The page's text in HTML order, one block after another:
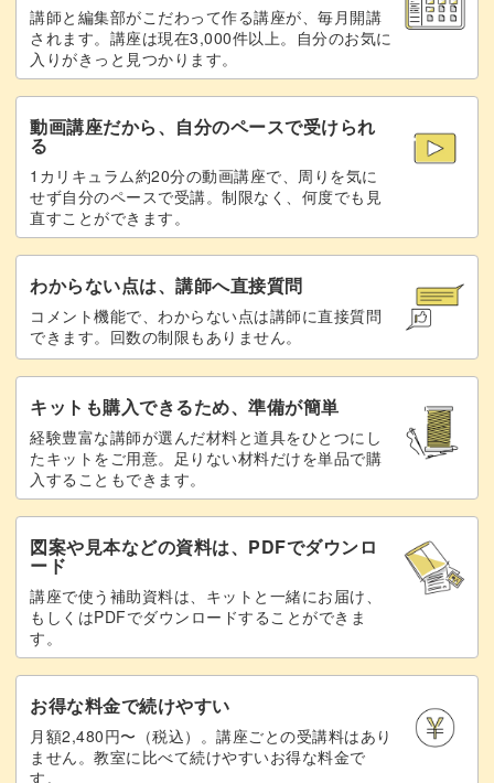
シュガートッピングをする 39:53
クロワッサンをカットする 41:28
クリームをはさむ 44:25
トッピングを作る
全体を刺し込む
完成♪
講師と編集部がこだわって作る講座が、毎月開講
されます。講座は現在3,000件以上。自分のお気に
入りがきっと見つかります。
動画講座だから、自分のペースで受けられ
る
1カリキュラム約20分の動画講座で、周りを気に
せず自分のペースで受講。制限なく、何度でも見
直すことができます。
わからない点は、講師へ直接質問
コメント機能で、わからない点は講師に直接質問
できます。回数の制限もありません。
キットも購入できるため、準備が簡単
経験豊富な講師が選んだ材料と道具をひとつにし
たキットをご用意。足りない材料だけを単品で購
入することもできます。
図案や見本などの資料は、PDFでダウンロ
ード
講座で使う補助資料は、キットと一緒にお届け、
もしくはPDFでダウンロードすることができま
す。
お得な料金で続けやすい
月額2,480円〜（税込）。講座ごとの受講料はあり
ません。教室に比べて続けやすいお得な料金で
す。